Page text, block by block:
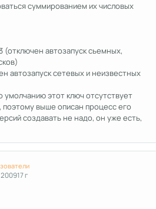
суммированием их числовых
автозапуск сьемных,
автозапуск сетевых и неизвестных
умолчанию этот ключ отсутствует
поэтому выше описан процесс его
создавать не надо, он уже есть,
17 г